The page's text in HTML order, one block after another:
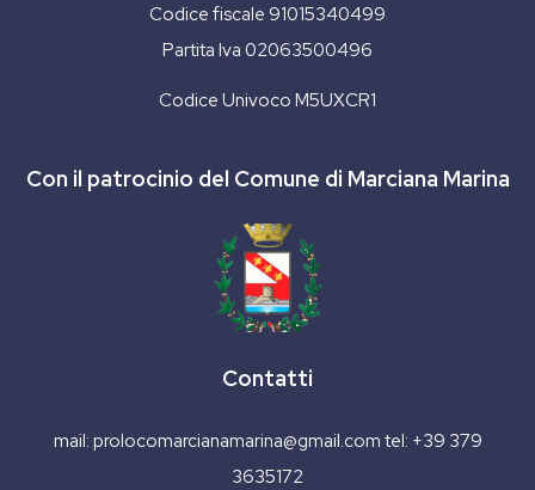
Codice fiscale 91015340499
Partita Iva 02063500496
Codice Univoco M5UXCR1
Con il patrocinio del Comune di Marciana Marina
Contatti
mail: prolocomarcianamarina@gmail.com tel: +39 379
3635172